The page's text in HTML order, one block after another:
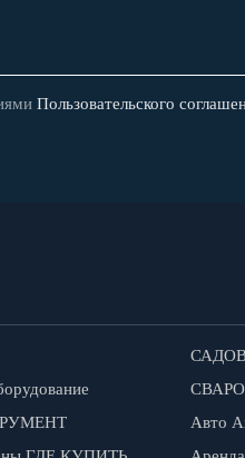
Пользовательского